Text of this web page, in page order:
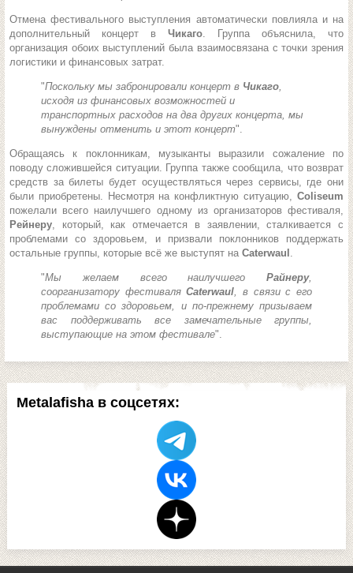
Metalafisha в соцсетях:
Отмена фестивального выступления автоматически повлияла и на
дополнительный концерт в Чикаго. Группа объяснила, что
организация обоих выступлений была взаимосвязана с точки зрения
логистики и финансовых затрат.
"Поскольку мы забронировали концерт в Чикаго,
исходя из финансовых возможностей и
транспортных расходов на два других концерта, мы
вынуждены отменить и этот концерт".
Обращаясь к поклонникам, музыканты выразили сожаление по
поводу сложившейся ситуации. Группа также сообщила, что возврат
средств за билеты будет осуществляться через сервисы, где они
были приобретены. Несмотря на конфликтную ситуацию, Coliseum
пожелали всего наилучшего одному из организаторов фестиваля,
Рейнеру, который, как отмечается в заявлении, сталкивается с
проблемами со здоровьем, и призвали поклонников поддержать
остальные группы, которые всё же выступят на Caterwaul .
"Мы желаем всего наилучшего Райнеру,
соорганизатору фестиваляCaterwaul, в связи с его
проблемами со здоровьем, и по-прежнему призываем
вас поддерживать все замечательные группы,
выступающие на этом фестивале".